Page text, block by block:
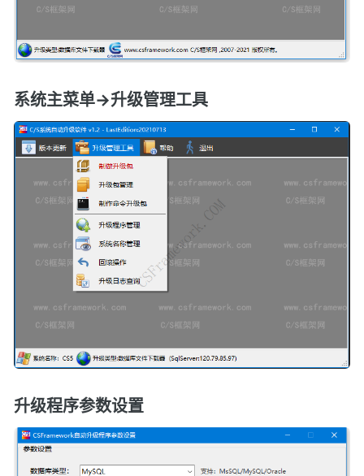
系统主菜单->升级管理工具
升级程序参数设置